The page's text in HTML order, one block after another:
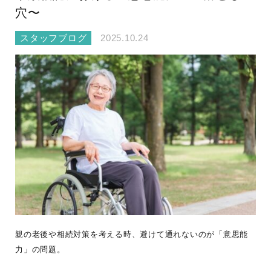
穴〜
スタッフブログ 2025.10.24
親の老後や相続対策を考える時、避けて通れないのが「意思能
力」の問題。